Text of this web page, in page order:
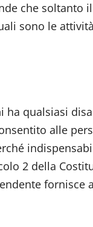
che soltanto
sono le
ha qualsiasi
alle
2 della
fornisce